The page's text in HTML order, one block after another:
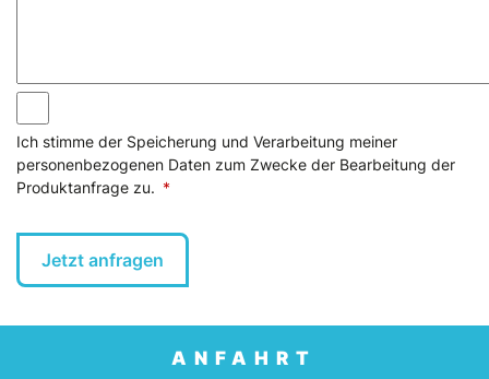
Ich stimme der Speicherung und Verarbeitung meiner
personenbezogenen Daten zum Zwecke der Bearbeitung der
Produktanfrage zu. *
Jetzt anfragen
ANFAHRT